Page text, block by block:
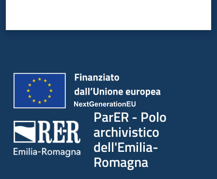
ParER - Polo
archivistico
dell'Emilia-
Romagna